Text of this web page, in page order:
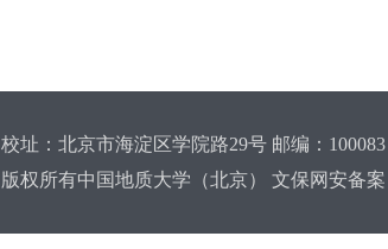
校址：北京市海淀区学院路29号 邮编：100083
版权所有中国地质大学（北京） 文保网安备案